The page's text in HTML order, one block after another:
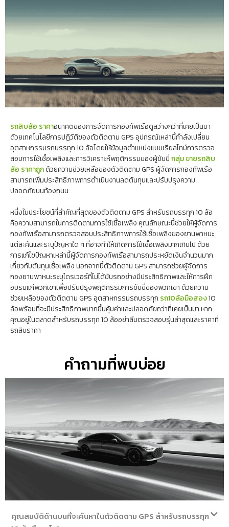
รถสิบล้อ ราคาอนาคตของการจัดการกองทัพเรือดูสว่างกว่าที่เคยเป็นมา
ด้วยเทคโนโลยีการปฏิวัติของตัวติดตาม GPS อุปกรณ์เหล่านี้กำลังเปลี่ยน
อุตสาหกรรมรถบรรทุก 10 ล้อโดยให้ข้อมูลตำแหน่งแบบเรียลไทม์การตรวจ
สอบการใช้เชื้อเพลิงและการวิเคราะห์พฤติกรรมของผู้ขับขี่กลุ่ม ขายรถสิบ
ล้อ ราคาถูกด้วยความช่วยเหลือของตัวติดตาม GPS ผู้จัดการกองทัพเรือ
สามารถเพิ่มประสิทธิภาพการดำเนินงานลดต้นทุนและปรับปรุงความ
ปลอดภัยบนท้องถนน
หนึ่งในประโยชน์ที่สำคัญที่สุดของตัวติดตาม GPS สำหรับรถบรรทุก 10 ล้อ
คือความสามารถในการติดตามการใช้เชื้อเพลิง คุณลักษณะนี้ช่วยให้ผู้จัดการ
กองทัพเรือสามารถตรวจสอบประสิทธิภาพการใช้เชื้อเพลิงของยานพาหนะ
แต่ละคันและระบุปัญหาใด ๆ ที่อาจทำให้เกิดการใช้เชื้อเพลิงมากเกินไป ด้วย
การแก้ไขปัญหาเหล่านี้ผู้จัดการกองทัพเรือสามารถประหยัดเงินจำนวนมาก
เกี่ยวกับต้นทุนเชื้อเพลิง นอกจากนี้ตัวติดตาม GPS สามารถช่วยผู้จัดการ
กองยานพาหนะระบุไดรเวอร์ที่ไม่ได้ขับรถอย่างมีประสิทธิภาพและให้การฝึก
อบรมแก่พวกเขาเพื่อปรับปรุงพฤติกรรมการขับขี่ของพวกเขา ด้วยความ
ช่วยเหลือของตัวติดตาม GPS อุตสาหกรรมรถบรรทุก รถ10ล้อมือสอง10
ล้อพร้อมที่จะมีประสิทธิภาพมากขึ้นคุ้มค่าและปลอดภัยกว่าที่เคยเป็นมา หาก
คุณอยู่ในตลาดสำหรับรถบรรทุก 10 ล้ออย่าลืมตรวจสอบรุ่นล่าสุดและราคาที่
รถสิบราคา
คำถามที่พบบ่อย
คุณสมบัติด้านบนที่จะค้นหาในตัวติดตาม GPS สำหรับรถบรรทุก